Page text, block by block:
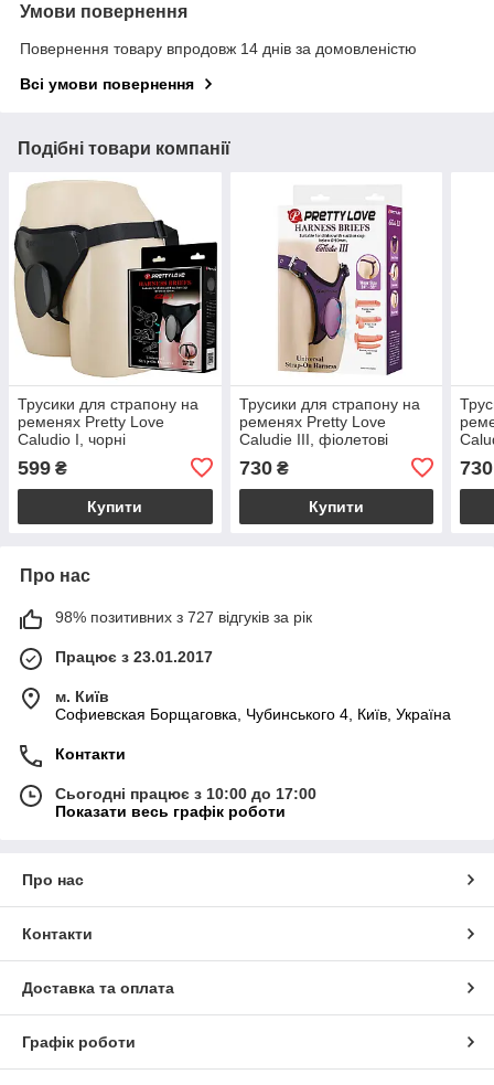
Умови повернення
Повернення товару впродовж 14 днів за домовленістю
Всі умови повернення
Подібні товари компанії
Трусики для страпону на
ременях Pretty Love
Caludio I, чорні
599 ₴
Купити
Трусики для страпону на
ременях Pretty Love
Caludie III, фіолетові
730₴
Купити
730
Про нас
98% позитивних з 727 відгуків за рік
Працює з 23.01.2017
м. Київ
Софиевская Борщаговка, Чубинського 4, Київ, Україна
Контакти
Сьогодні працює з 10:00 до 17:00
Показати весь графік роботи
Про нас
Контакти
Доставка та оплата
Графік роботи